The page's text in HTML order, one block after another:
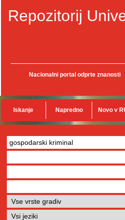
Repozitorij
Nacionalni portal odprte znanosti
Iskanje Napredno Novo v